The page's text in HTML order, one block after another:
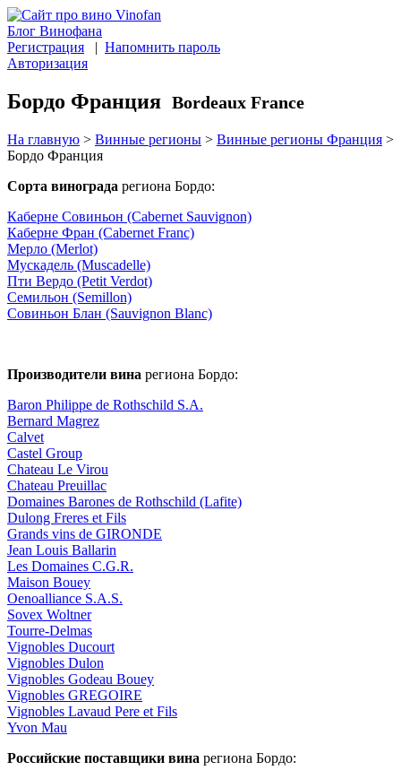
Блог Винофана
Регистрация | Напомнить пароль
Авторизация
Бордо Франция Bordeaux France
На главную > Винные регионы > Винные регионы Франция >
Бордо Франция
Сорта винограда региона Бордо:
Каберне Совиньон (Cabernet Sauvignon)
Каберне Фран (Cabernet Franc)
Мерло (Merlot)
Мускадель (Muscadelle)
Пти Вердо (Petit Verdot)
Семильон (Semillon)
Совиньон Блан (Sauvignon Blanc)
Производители вина региона Бордо:
Baron Philippe de Rothschild S.A.
Bernard Magrez
Calvet
Castel Group
Chateau Le Virou
Chateau Preuillac
Domaines Barones de Rothschild (Lafite)
Dulong Freres et Fils
Grands vins de GIRONDE
Jean Louis Ballarin
Les Domaines C.G.R.
Maison Bouey
Oenoalliance S.A.S.
Sovex Woltner
Tourre-Delmas
Vignobles Ducourt
Vignobles Dulon
Vignobles Godeau Bouey
Vignobles GREGOIRE
Vignobles Lavaud Pere et Fils
Yvon Mau
Российские поставщики вина региона Бордо: